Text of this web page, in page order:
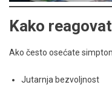
Kako
Ako često osećate
Jutarnja bezvoljnost